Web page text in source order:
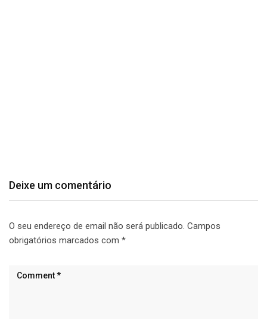
Deixe um comentário
O seu endereço de email não será publicado. Campos
obrigatórios marcados com *